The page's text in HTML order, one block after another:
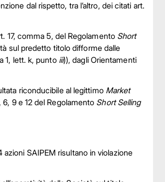
dal rispetto, tra l’altro, dei citati art.
17, comma 5, del Regolamento Short
sul predetto titolo difforme dalle
1, lett. k, punto iii)), dagli Orientamenti
riconducibile al legittimo Market
9 e 12 del Regolamento Short Selling
SAIPEM risultano in violazione